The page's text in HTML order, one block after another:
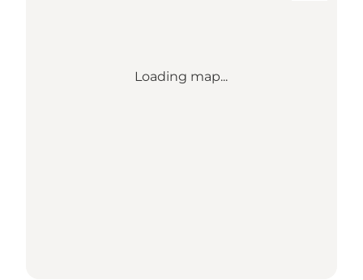
Loading map...